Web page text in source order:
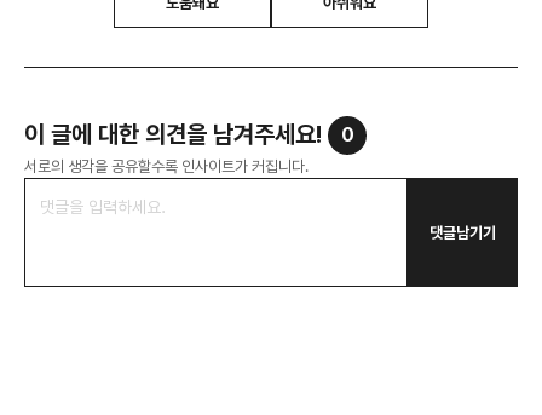
이 글에 대한 의견을 남겨주세요! 0
서로의 생각을 공유할수록 인사이트가 커집니다.
댓글남기기